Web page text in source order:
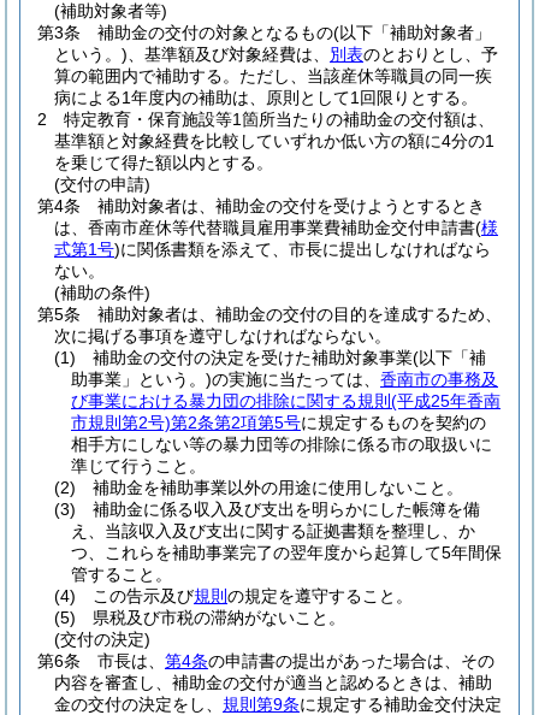
(補助対象者等)
第3条
補助金の交付の対象となるもの(以下「補助対象者」
という。) 、基準額及び対象経費は、 別表のとおりとし、予
算の範囲内で補助する。 ただし、当該産休等職員の同一疾
病による1年度内の補助は、原則として1回限りとする。
2
特定教育・保育施設等1箇所当たりの補助金の交付額は、
基準額と対象経費を比較していずれか低い方の額に4分の1
を乗じて得た額以内とする。
(交付の申請)
第4条
補助対象者は、補助金の交付を受けようとするとき
は、香南市産休等代替職員雇用事業費補助金交付申請書(様
式第1号)に関係書類を添えて、市長に提出しなければなら
ない。
(補助の条件)
第5条
補助対象者は、補助金の交付の目的を達成するため、
次に掲げる事項を遵守しなければならない。
(1)
補助金の交付の決定を受けた補助対象事業(以下「補
助事業」という。)の実施に当たっては、 香南市の事務及
び事業における暴力団の排除に関する規則 (平成25年香南
市規則第2号)第2条第2項第5号に規定するものを契約の
相手方にしない等の暴力団等の排除に係る市の取扱いに
準じて行うこと。
(2)
補助金を補助事業以外の用途に使用しないこと。
(3)
補助金に係る収入及び支出を明らかにした帳簿を備
え、当該収入及び支出に関する証拠書類を整理し、か
つ、これらを補助事業完了の翌年度から起算して5年間保
管すること。
(4)
この告示及び規則 の規定を遵守すること。
(5)
県税及び市税の滞納がないこと。
(交付の決定)
第6条
市長は、 第4条の申請書の提出があった場合は、その
内容を審査し、補助金の交付が適当と認めるときは、補助
金の交付の決定をし、 規則第9条に規定する補助金交付決定